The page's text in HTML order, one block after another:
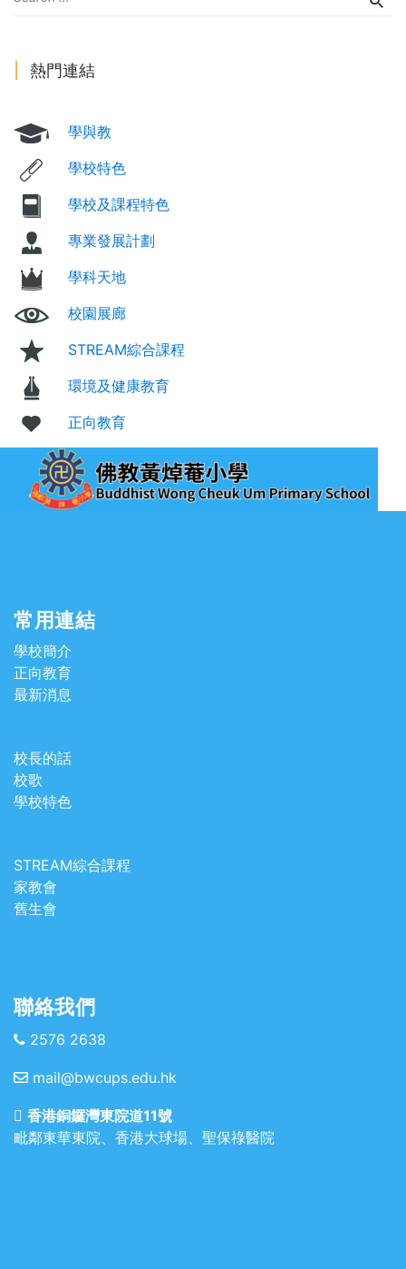
熱門連結
學與教
學校特色
學校及課程特色
專業發展計劃
學科天地
校園展廊
STREAM綜合課程
環境及健康教育
正向教育
常用連結
學校簡介
正向教育
最新消息
校長的話
校歌
學校特色
STREAM綜合課程
家教會
舊生會
聯絡我們
2576 2638
mail@bwcups.edu.hk
香港銅鑼灣東院道11號
毗鄰東華東院、香港大球場、聖保祿醫院